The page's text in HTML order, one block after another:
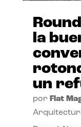
la
un
por Flat